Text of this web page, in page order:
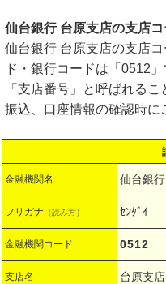
仙台銀行 台原支店の支店
仙台銀行 台原支店の支店
ド・銀行コードは「0512
「支店番号」と呼ばれる
振込、口座情報の確認時に
金融機関名 仙台銀行
フリガナ （読み方） ｾﾝﾀﾞｲ
金融機関コード 0512
支店名 台原支店